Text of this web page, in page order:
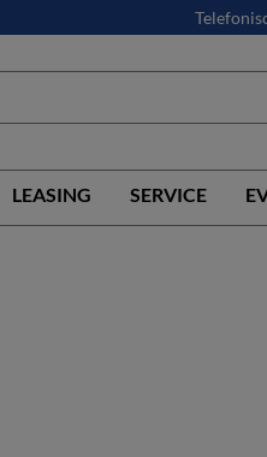
LEASING SERVICE